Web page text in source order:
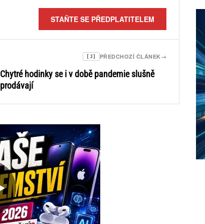
STAŇTE SE PŘEDPLATITELEM
→
PŘEDCHOZÍ ČLÁNEK
[J]
Chytré hodinky se i v době pandemie slušně
prodávají